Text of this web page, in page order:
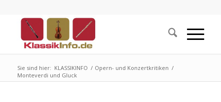
Sie sind hier: KLASSIKINFO / Opern- und Konzertkritiken /
Monteverdi und Gluck